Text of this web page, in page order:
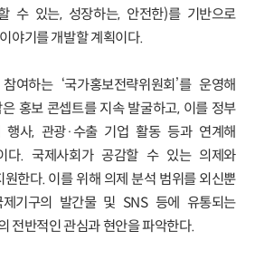
수 있는, 성장하는, 안전한)를 기반으로
야기를 개발할 계획이다.
여하는 ‘국가홍보전략위원회’를 운영해
홍보 콘셉트를 지속 발굴하고, 이를 정부
사, 관광·수출 기업 활동 등과 연계해
다. 국제사회가 공감할 수 있는 의제와
한다. 이를 위해 의제 분석 범위를 외신뿐
기구의 발간물 및 SNS 등에 유통되는
전반적인 관심과 현안을 파악한다.